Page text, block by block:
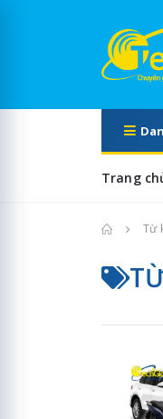
Trang
TrangTừ